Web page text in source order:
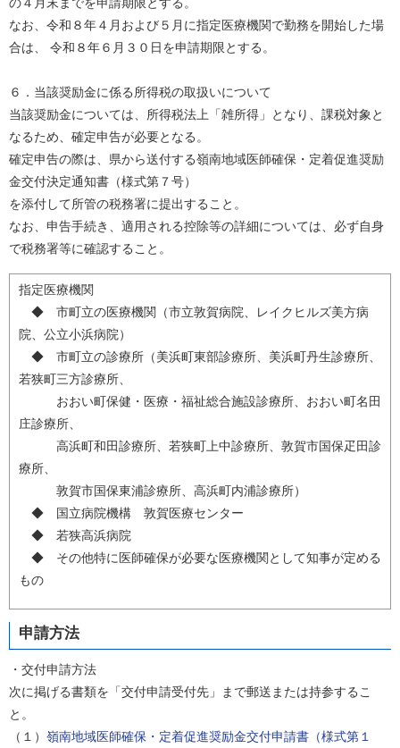
の４月末までを申請期限とする。
なお、令和８年４月および５月に指定医療機関で勤務を開始した場
合は、 令和８年６月３０日を申請期限とする。
６．当該奨励金に係る所得税の取扱いについて
当該奨励金については、所得税法上「雑所得」となり、課税対象と
なるため、確定申告が必要となる。
確定申告の際は、県から送付する嶺南地域医師確保・定着促進奨励
金交付決定通知書（様式第７号）
を添付して所管の税務署に提出すること。
なお、申告手続き、適用される控除等の詳細については、必ず自身
で税務署等に確認すること。
指定医療機関
◆ 市町立の医療機関（市立敦賀病院、レイクヒルズ美方病
院、公立小浜病院）
◆ 市町立の診療所（美浜町東部診療所、美浜町丹生診療所、
若狭町三方診療所、
おおい町保健・医療・福祉総合施設診療所、おおい町名田
庄診療所、
高浜町和田診療所、若狭町上中診療所、敦賀市国保疋田診
療所、
敦賀市国保東浦診療所、高浜町内浦診療所）
◆ 国立病院機構 敦賀医療センター
◆ 若狭高浜病院
◆ その他特に医師確保が必要な医療機関として知事が定める
もの
申請方法
・交付申請方法
次に掲げる書類を「交付申請受付先」まで郵送または持参するこ
と。
（１） 嶺南地域医師確保・定着促進奨励金交付申請書（様式第１